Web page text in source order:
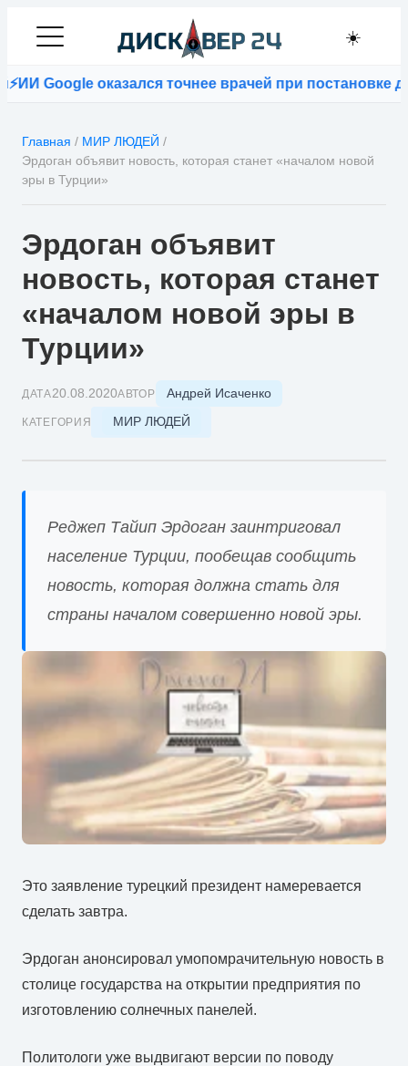
☀️
Google оказался точнее врачей при постановке
Главная / МИР ЛЮДЕЙ /
Эрдоган объявит новость, которая станет «началом новой
эры в Турции»
Эрдоган объявит
новость, которая станет
«началом новой эры в
Турции»
ДАТА20.08.2020АВТОР Андрей Исаченко
КАТЕГОРИЯ МИР ЛЮДЕЙ
Реджеп Тайип Эрдоган заинтриговал
население Турции, пообещав сообщить
новость, которая должна стать для
страны началом совершенно новой эры.
Это заявление турецкий президент намеревается
сделать завтра.
Эрдоган анонсировал умопомрачительную новость в
столице государства на открытии предприятия по
изготовлению солнечных панелей.
Политологи уже выдвигают версии по поводу